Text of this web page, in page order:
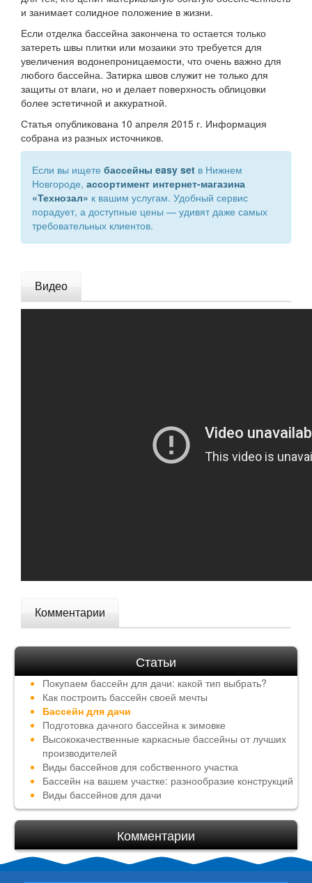
и занимает солидное положение в жизни.
Если отделка бассейна закончена то остается только
затереть швы плитки или мозаики это требуется для
увеличения водонепроницаемости, что очень важно для
любого бассейна. Затирка швов служит не только для
защиты от влаги, но и делает поверхность облицовки
более эстетичной и аккуратной.
Статья опубликована 10 апреля 2015 г. Информация
собрана из разных источников.
Если вы ищете бассейны easy set в Нижнем
Новгороде, ассортимент интернет-магазина
«Технозал» к вашим услугам. Удобный сервис
порадует, а доступные цены — удивят даже самых
требовательных клиентов.
Видео
Комментарии
Статьи
Покупаем бассейн для дачи: какой тип выбрать?
Как построить бассейн своей мечты
Бассейн для дачи
Подготовка дачного бассейна к зимовке
Высококачественные каркасные бассейны от лучших
производителей
Виды бассейнов для собственного участка
Бассейн на вашем участке: разнообразие конструкций
Виды бассейнов для дачи
Комментарии